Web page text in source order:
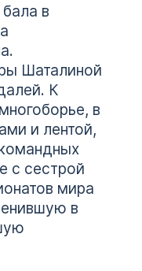
в
Шаталиной
К
в
и лентой,
с сестрой
мира
в